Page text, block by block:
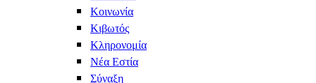
Κοινωνία
Κιβωτός
Κληρονομία
Νέα Εστία
Σύναξη